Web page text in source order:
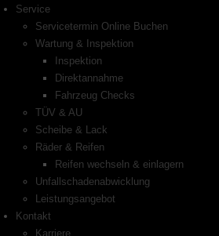
Service
Servicetermin Online Buchen
Wartung & Inspektion
Inspektion
Direktannahme
Fahrzeug Checks
TÜV & AU
Scheibe & Lack
Räder & Reifen
Reifen wechseln & einlagern
Unfallschadenabwicklung
Leistungsangebot
Kontakt
Karriere